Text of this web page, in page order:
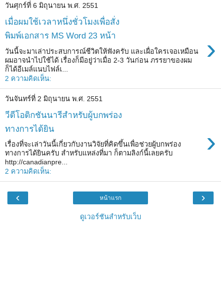
วันศุกร์ที่ 6 มิถุนายน พ.ศ. 2551
เมื่อผมใช้เวลาหนึ่งชั่วโมงเพื่อสั่ง
พิมพ์เอกสาร MS Word 23 หน้า
›
วันนี้จะมาเล่าประสบการณ์ชีวิตให้ฟังครับ และเผื่อใครเจอเหมือน
ผมอาจนำไปใช้ได้ เรื่องก็มีอยู่ว่าเมื่อ 2-3 วันก่อน ภรรยาของผม
ก็ได้อีเมล์แนบไฟล์เ...
2 ความคิดเห็น:
วันจันทร์ที่ 2 มิถุนายน พ.ศ. 2551
วีดีโอดิกชันนารีสำหรับผู้บกพร่อง
ทางการได้ยิน
›
เรื่องที่จะเล่าวันนี้เกี่ยวกับงานวิจัยที่คิดขึ้นเพื่อช่วยผู้บกพร่อง
ทางการได้ยินครับ สำหรับแหล่งที่มา ก็ตามลิงก์นี้เลยครับ
http://canadianpre...
2 ความคิดเห็น:
‹ ›
หน้าแรก
ดูเวอร์ชันสำหรับเว็บ